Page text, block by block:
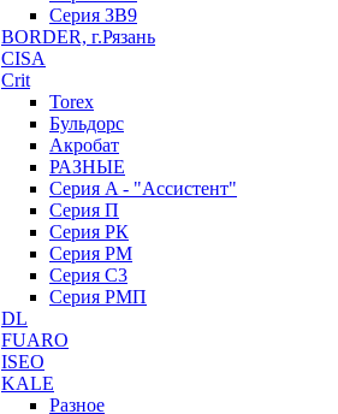
Серия ЗВ9
BORDER, г.Рязань
CISA
Crit
Torex
Бульдорс
Акробат
РАЗНЫЕ
Серия A - "Ассистент"
Серия П
Серия РК
Серия РМ
Серия С3
Серия РМП
DL
FUARO
ISEO
KALE
Разное